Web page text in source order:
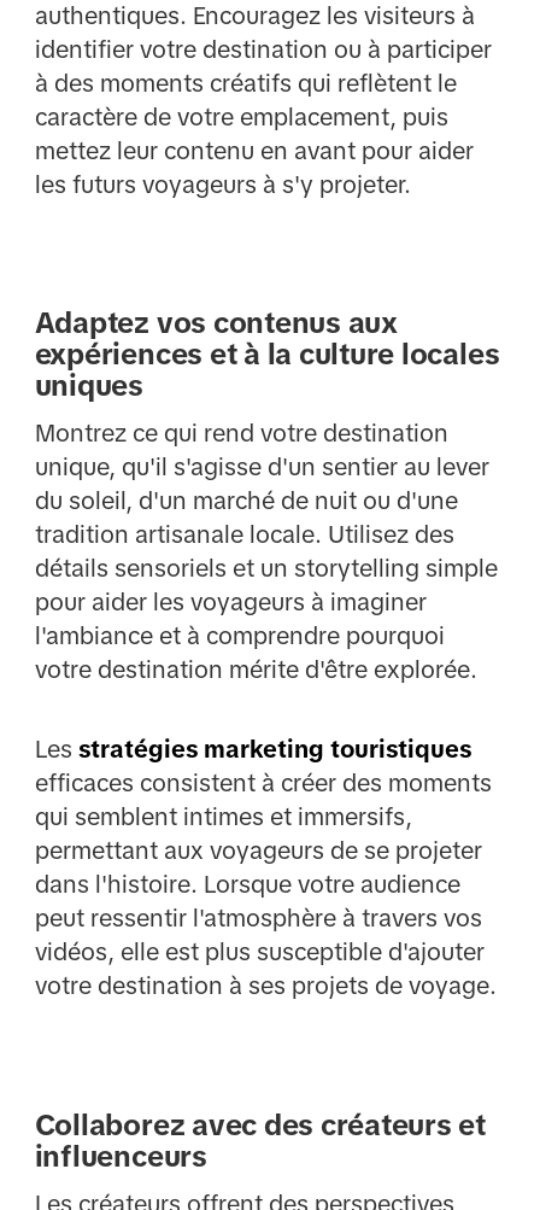
authentiques. Encouragez les visiteurs à
identifier votre destination ou à participer
à des moments créatifs qui reflètent le
caractère de votre emplacement, puis
mettez leur contenu en avant pour aider
les futurs voyageurs à s'y projeter.
Adaptez vos contenus aux
expériences et à la culture locales
uniques
Montrez ce qui rend votre destination
unique, qu'il s'agisse d'un sentier au lever
du soleil, d'un marché de nuit ou d'une
tradition artisanale locale. Utilisez des
détails sensoriels et un storytelling simple
pour aider les voyageurs à imaginer
l'ambiance et à comprendre pourquoi
votre destination mérite d'être explorée.
Les stratégies marketing touristiques
efficaces consistent à créer des moments
qui semblent intimes et immersifs,
permettant aux voyageurs de se projeter
dans l'histoire. Lorsque votre audience
peut ressentir l'atmosphère à travers vos
vidéos, elle est plus susceptible d'ajouter
votre destination à ses projets de voyage.
Collaborez avec des créateurs et
influenceurs
Les créateurs offrent des perspectives